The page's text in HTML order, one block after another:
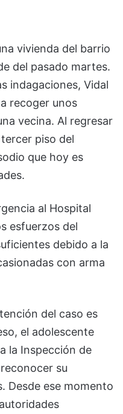
vivienda del barrio
del pasado martes.
indagaciones, Vidal
recoger unos
vecina. Al regresar
piso del
que hoy es
al Hospital
esfuerzos del
debido a la
con arma
del caso es
el adolescente
la Inspección de
su
Desde ese momento